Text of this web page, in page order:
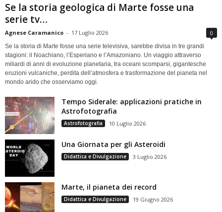
Se la storia geologica di Marte fosse una
serie tv…
Agnese Caramanico - 17 Luglio 2026 0
Se la storia di Marte fosse una serie televisiva, sarebbe divisa in tre grandi
stagioni: il Noachiano, l’Esperiano e l’Amazoniano. Un viaggio attraverso
miliardi di anni di evoluzione planetaria, tra oceani scomparsi, gigantesche
eruzioni vulcaniche, perdita dell’atmosfera e trasformazione del pianeta nel
mondo arido che osserviamo oggi.
Tempo Siderale: applicazioni pratiche in
Astrofotografia
Astrofotografia 10 Luglio 2026
Una Giornata per gli Asteroidi
Didattica e Divulgazione 3 Luglio 2026
Marte, il pianeta dei record
Didattica e Divulgazione 19 Giugno 2026